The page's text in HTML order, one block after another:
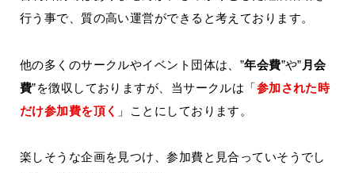
行う事で、質の高い運営ができると考えております。
他の多くのサークルやイベント団体は、”年会費”や” 月会
費”を徴収しておりますが、当サークルは「 参加された時
だけ参加費を頂く 」ことにしております。
楽しそうな企画を見つけ、参加費と見合っていそうでし